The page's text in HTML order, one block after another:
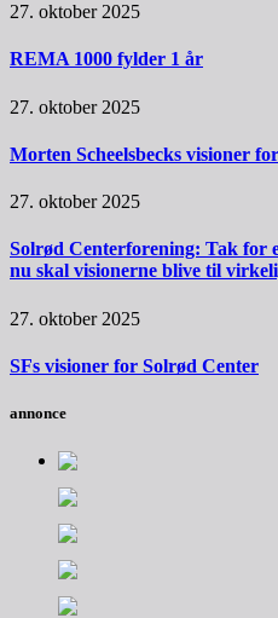
27. oktober 2025
REMA 1000 fylder 1 år
27. oktober 2025
Morten Scheelsbecks visioner
27. oktober 2025
Solrød Centerforening: Tak for
nu skal visionerne blive til
27. oktober 2025
SFs visioner for Solrød Center
annonce